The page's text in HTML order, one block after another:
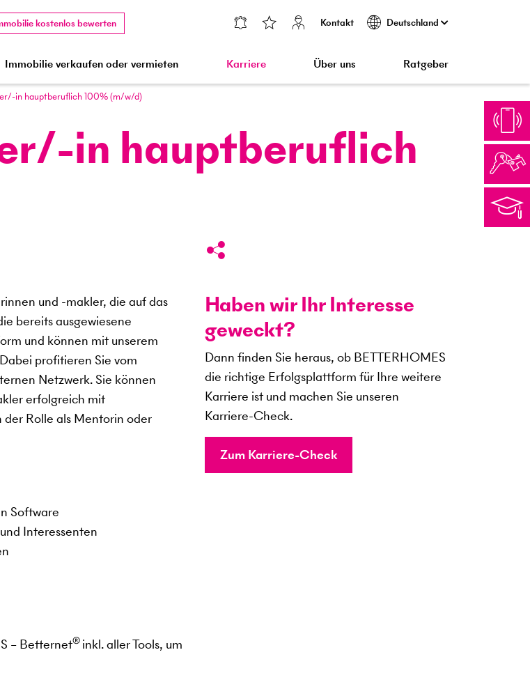
kostenlos bewerten Kontakt Deutschland
Immobilie verkaufen oder vermieten Karriere Über uns Ratgeber
in hauptberuflich 100% (m/w/d)
in hauptberuflich
und -makler, die auf das
bereits ausgewiesene
und können mit unserem
profitieren Sie vom
Netzwerk. Sie können
erfolgreich mit
der Rolle als Mentorin oder
Software
Interessenten
– Betternet® inkl. aller Tools, um
Haben wir Ihr Interesse
geweckt?
Dann finden Sie heraus, ob BETTERHOMES
die richtige Erfolgsplattform für Ihre weitere
Karriere ist und machen Sie unseren
Karriere-Check.
Zum Karriere-Check